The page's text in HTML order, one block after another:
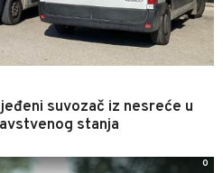
suvozač iz nesreće u
stanja
0